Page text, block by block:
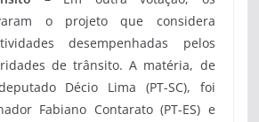
o projeto que considera
desempenhadas pelos
de trânsito. A matéria, de
Décio Lima (PT-SC), foi
Fabiano Contarato (PT-ES) e